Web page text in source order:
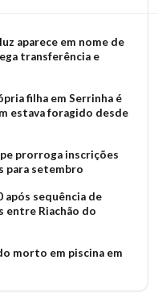
aparece em nome de
transferência e
filha em Serrinha é
estava foragido desde
prorroga inscrições
para setembro
sequência de
entre Riachão do
morto em piscina em